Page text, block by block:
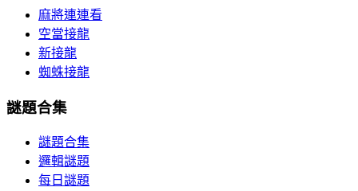
麻將連連看
空當接龍
新接龍
蜘蛛接龍
謎題合集
謎題合集
邏輯謎題
每日謎題